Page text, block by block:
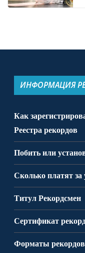
ИНФОРМАЦИЯ
Как
Реестра рекордов
Побить или
Сколько платят за
Титул Рекордсмен
Сертификат
Форматы рекордов